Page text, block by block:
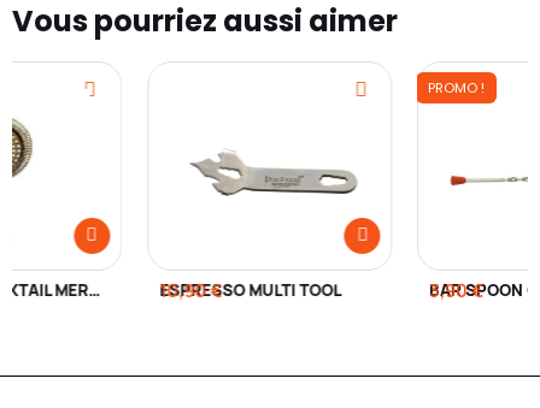
Vous pourriez aussi aimer
STRAINER COCKTAIL MERCURY BRONZE ESPRESSO MULTI TOOL
10,90 €
PROMO !
BAR SPOON
3,90 €